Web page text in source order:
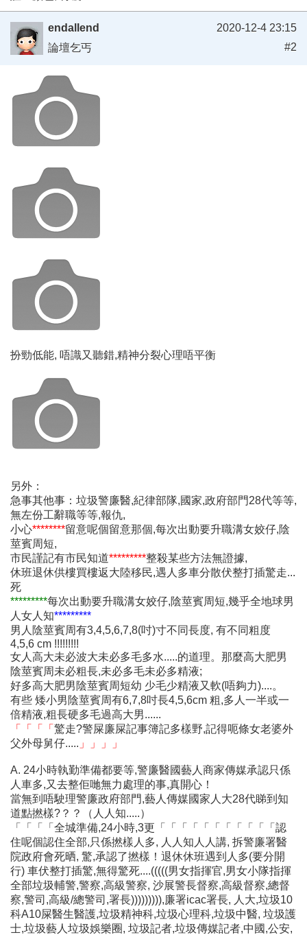
endallend
論壇乞丐
2020-12-4 23:15
#2
扮勁低能, 唔識又聽錯,精神分裂心理唔平衡
另外：
急事其他事：垃圾警廉醫,紀律部隊,國家,政府部門28代等等,
無左份工辭職等等,報仇,
小心********留意呢個留意那個,每次出動要升職溝女姣仔,陰
莖賓周短,
市民謹記有市民知道*********整殺某些方法無證據,
休班退休供樓買樓返大陸移民,遇人多車分散伏整打插驚走...
死
*********每次出動要升職溝女姣仔,陰莖賓周短,幾乎全地球男
人女人知*********
男人陰莖賓周有3,4,5,6,7,8(吋)寸不同長度, 有不同粗度
4,5,6 cm !!!!!!!!!
女人高大未必波大未必多毛多水.....的道理。那麼高大肥男
陰莖賓周未必粗長,未必多毛未必多精液;
好多高大肥男陰莖賓周短幼 少毛少精液又軟(唔夠力)....。
有些 矮小男陰莖賓周有6,7,8吋長4,5,6cm 粗,多人一半或一
倍精液,粗長硬多毛過高大男......
「「「「 驚走?警屎廉屎記事簿記多樣野,記得呃條女老婆外
父外母舅仔..... 」」」」
A. 24小時執勤準備都要等,警廉醫國藝人商家傳媒承認只係
人車多,又去整佢哋無力處理的事,真開心！
當無到唔駛理警廉政府部門,藝人傳媒國家人大28代睇到知
道點撚樣?？？（人人知.....）
「「「「全城準備,24小時,3更「「「「「「「「「「「認
住呢個認住全部,只係撚樣人多, 人人知人人講, 拆警廉署醫
院政府會死晒, 驚,承認了撚樣！退休休班遇到人多(要分開
行) 車伏整打插驚,無得驚死....(((((男女指揮官,男女小隊指揮
全部垃圾輔警,警察,高級警察, 沙展警長督察,高級督察,總督
察,警司,高級/總警司,署長))))))))),廉署icac署長, 人大,垃圾10
科A10屎醫生醫護,垃圾精神科,垃圾心理科,垃圾中醫, 垃圾護
士,垃圾藝人垃圾娛樂圈, 垃圾記者,垃圾傳媒記者,中國,公安,